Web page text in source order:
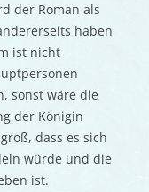
der Roman als
haben
ist nicht
sonst wäre die
der Königin
dass es sich
würde und die
ist.